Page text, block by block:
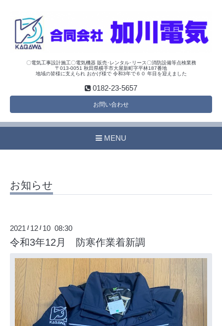
〇電気工事設計施工〇電気機器 販売･レンタル･リース〇消防設備等点検業務
〒013-0051 秋田県横手市大屋新町字平林187番地
地域の皆様に支えられ おかげ様で 令和3年で６０ 年目を迎えました
0182-23-5657
お問い合わせ
MENU
お知らせ
2021 / 12 / 10 08:30
令和3年12月 防寒作業着新調